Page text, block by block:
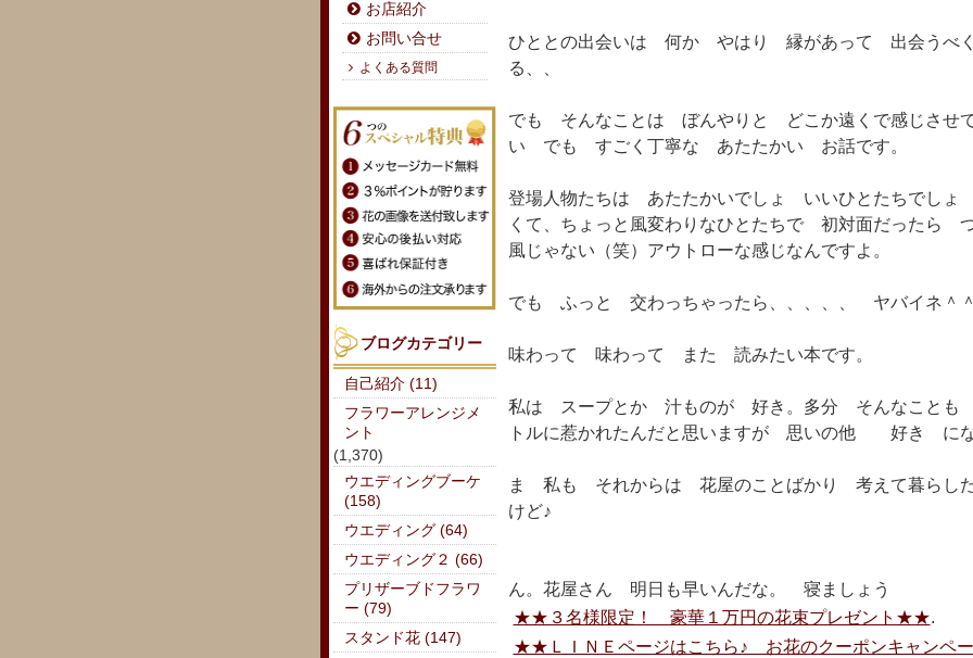
ひととの出会いは 何か やはり 縁があって 出会うべく
る、、
でも そんなことは ぼんやりと どこか遠くで感じさせ
い でも すごく丁寧な あたたかい お話です。
登場人物たちは あたたかいでしょ いいひとたちでし
くて、ちょっと風変わりなひとたちで 初対面だったら
風じゃない（笑）アウトローな感じなんですよ。
でも ふっと 交わっちゃったら、、、、、 ヤバイネ＾＾
味わって 味わって また 読みたい本です。
私は スープとか 汁ものが 好き。多分 そんなことも
トルに惹かれたんだと思いますが 思いの他 好き にな
ま 私も それからは 花屋のことばかり 考えて暮らし
けど♪
ん。花屋さん 明日も早いんだな。 寝ましょう
★★３名様限定！ 豪華１万円の花束プレゼント★★.
★★ＬＩＮＥページはこちら♪ お花のクーポンキャンペ
お店紹介
お問い合せ
よくある質問
ブログカテゴリー
自己紹介 (11)
フラワーアレンジメ
ント
(1,370)
ウエディングブーケ
(158)
ウエディング (64)
ウエディング２ (66)
プリザーブドフラワ
ー (79)
スタンド花 (147)